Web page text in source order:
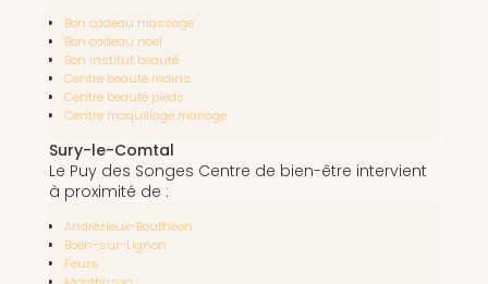
Bon cadeau massage
Bon cadeau noël
Bon institut beauté
Centre beauté mains
Centre beauté pieds
Centre maquillage mariage
Sury-le-Comtal
Le Puy des Songes Centre de bien-être intervient
à proximité de :
Andrézieux-Bouthéon
Boën-sur-Lignon
Feurs